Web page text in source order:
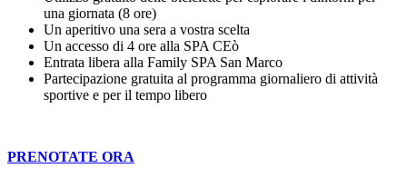
una giornata (8 ore)
Un aperitivo una sera a vostra scelta
Un accesso di 4 ore alla SPA CEò
Entrata libera alla Family SPA San Marco
Partecipazione gratuita al programma giornaliero di attività
sportive e per il tempo libero
PRENOTATE ORA